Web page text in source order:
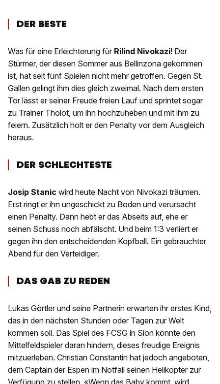
DER BESTE
Was für eine Erleichterung für Rilind Nivokazi! Der
Stürmer, der diesen Sommer aus Bellinzona gekommen
ist, hat seit fünf Spielen nicht mehr getroffen. Gegen St.
Gallen gelingt ihm dies gleich zweimal. Nach dem ersten
Tor lässt er seiner Freude freien Lauf und sprintet sogar
zu Trainer Tholot, um ihn hochzuheben und mit ihm zu
feiern. Zusätzlich holt er den Penalty vor dem Ausgleich
heraus.
DER SCHLECHTESTE
Josip Stanic wird heute Nacht von Nivokazi träumen.
Erst ringt er ihn ungeschickt zu Boden und verursacht
einen Penalty. Dann hebt er das Abseits auf, ehe er
seinen Schuss noch abfälscht. Und beim 1:3 verliert er
gegen ihn den entscheidenden Kopfball. Ein gebrauchter
Abend für den Verteidiger.
DAS GAB ZU REDEN
Lukas Görtler und seine Partnerin erwarten ihr erstes Kind,
das in den nächsten Stunden oder Tagen zur Welt
kommen soll. Das Spiel des FCSG in Sion könnte den
Mittelfeldspieler daran hindern, dieses freudige Ereignis
mitzuerleben. Christian Constantin hat jedoch angeboten,
dem Captain der Espen im Notfall seinen Helikopter zur